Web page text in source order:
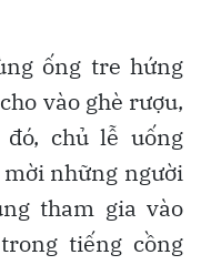
ống tre hứng
vào ghè rượu,
chủ lễ uống
những người
tham gia vào
tiếng cồng